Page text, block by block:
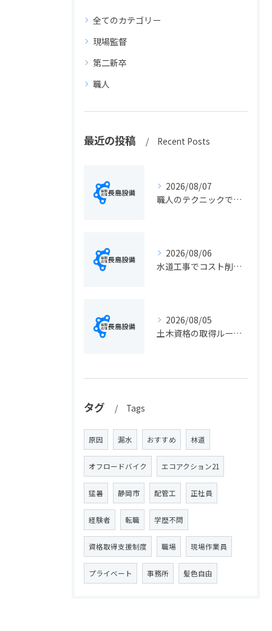
全てのカテゴリー
現場監督
第二新卒
職人
最近の投稿 Recent Posts
2026/08/07
職人のテクニックで出会う静岡県静岡市の伝統工芸と学びの魅力徹底解説
2026/08/06
水道工事でコスト削減を実現する静岡県静岡市の手続きと費用見直しポイント
2026/08/05
土木資格の取得ルートや静岡県静岡市でのキャリアアップ戦略を現実的に解説
タグ Tags
原因 漏水 おすすめ 林道
オフロードバイク エコアクション21
猛暑 静岡市 配管工 正社員
経験者 転職 学歴不問
資格取得支援制度 職場 現場作業員
プライベート 事務所 髪色自由